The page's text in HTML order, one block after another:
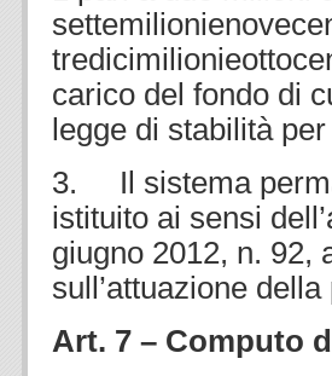
carico del fondo di
legge di stabilità
3. Il sistema
istituito ai sensi
giugno 2012, n. 92,
sull’attuazione
Art. 7 – Computo